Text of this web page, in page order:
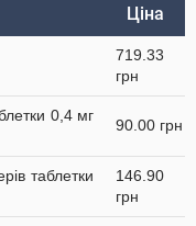
Ціна
719.33
грн
0,4 мг
90.00 грн
таблетки
146.90
грн